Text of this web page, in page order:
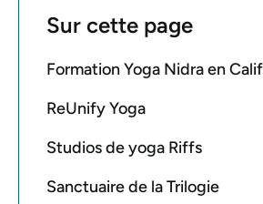
Sur cette page
Formation Yoga Nidra en
ReUnify Yoga
Studios de yoga Riffs
Sanctuaire de la Trilogie